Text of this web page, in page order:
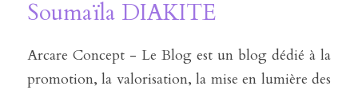
Soumaïla DIAKITE
Arcare Concept - Le Blog est un blog dédié à la
promotion, la valorisation, la mise en lumière des